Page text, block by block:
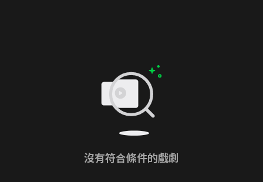
沒有符合條件的戲劇